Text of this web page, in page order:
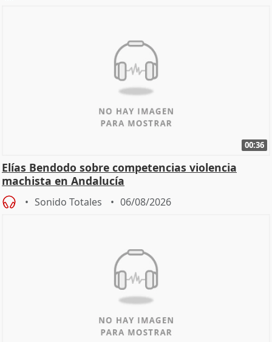
00:36
Elías Bendodo sobre competencias violencia
machista en Andalucía
Sonido Totales 06/08/2026